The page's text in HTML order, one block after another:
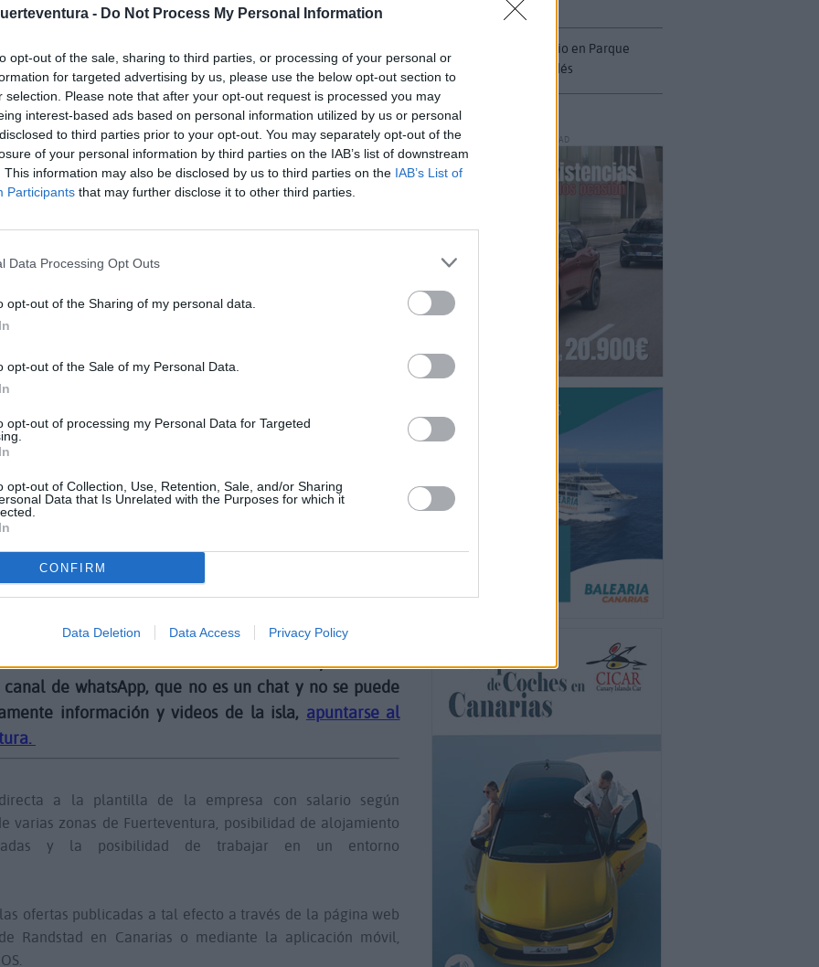
- Do Not Process My Personal Information
opt-out of the sale, sharing to third parties, or processing of your personal or
for targeted advertising by us, please use the below opt-out section to
selection. Please note that after your opt-out request is processed you may
interest-based ads based on personal information utilized by us or personal
to third parties prior to your opt-out. You may separately opt-out of the
of your personal information by third parties on the IAB’s list of downstream
This information may also be disclosed by us to third parties on the IAB’s List of
Participants that may further disclose it to other third parties.
Data Processing Opt Outs
opt-out of the Sharing of my personal data.
opt-out of the Sale of my Personal Data.
opt-out of processing my Personal Data for Targeted
opt-out of Collection, Use, Retention, Sale, and/or Sharing
Data that Is Unrelated with the Purposes for which it
CONFIRM
Data Deletion Data Access Privacy Policy
volverá a abrir como paradigma del lujo de Meliá
de talento ha abierto un proceso de selección para cubrir
en la isla de Fuerteventura, donde la cadena
su hotel Paradisus Fuerteventura como un hotel de cinco
principales cadenas hoteleras en las islas.”
en las islas, se trata de un nuevo establecimiento
turística en la zona, en un enclave privilegiado de la isla
y 30 de camarero. Para ambos puestos se valorará
y 5 estrellas. Además, los candidatos deben disponer
vigente, tener disponibilidad para incorporación inmediata
informaciónGRATISde Fuerteventura y Canarias
de whatsApp, que no es un chat y no se puede
información y videos de la isla, apuntarse al
a la plantilla de la empresa con salario según
varias zonas de Fuerteventura, posibilidad de alojamiento
y la posibilidad de trabajar en un entorno
ofertas publicadas a tal efecto a través de la página web
Randstad en Canarias o mediante la aplicación móvil,
Incendio en Parque
Holandés
PUBLICIDAD